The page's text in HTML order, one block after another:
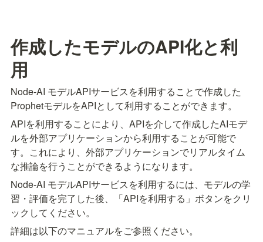
作成したモデルのAPI化と利
用
Node-AI モデルAPIサービスを利用することで作成した
ProphetモデルをAPIとして利用することができます。
APIを利用することにより、APIを介して作成したAIモデ
ルを外部アプリケーションから利用することが可能で
す。これにより、外部アプリケーションでリアルタイム
な推論を行うことができるようになります。
Node-AI モデルAPIサービスを利用するには、モデルの学
習・評価を完了した後、「APIを利用する」ボタンをクリ
ックしてください。
詳細は以下のマニュアルをご参照ください。